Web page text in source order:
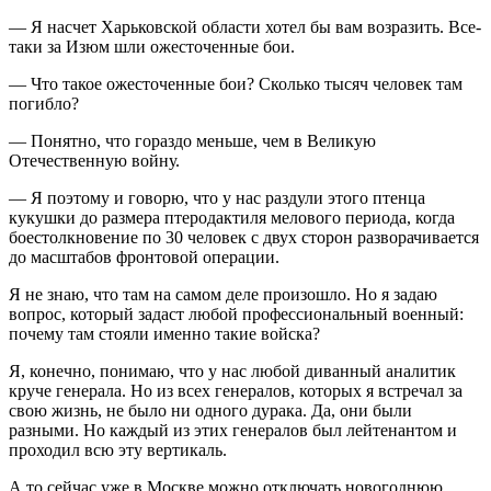
— Я насчет Харьковской области хотел бы вам возразить. Все-
таки за Изюм шли ожесточенные бои.
— Что такое ожесточенные бои? Сколько тысяч человек там
погибло?
— Понятно, что гораздо меньше, чем в Великую
Отечественную войну.
— Я поэтому и говорю, что у нас раздули этого птенца
кукушки до размера птеродактиля мелового периода, когда
боестолкновение по 30 человек с двух сторон разворачивается
до масштабов фронтовой операции.
Я не знаю, что там на самом деле произошло. Но я задаю
вопрос, который задаст любой профессиональный военный:
почему там стояли именно такие войска?
Я, конечно, понимаю, что у нас любой диванный аналитик
круче генерала. Но из всех генералов, которых я встречал за
свою жизнь, не было ни одного дурака. Да, они были
разными. Но каждый из этих генералов был лейтенантом и
проходил всю эту вертикаль.
А то сейчас уже в Москве можно отключать новогоднюю